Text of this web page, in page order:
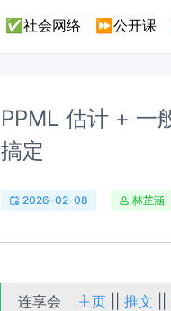
✅社会网络 ⏩公开课
PPML 估计 + 一
搞定
2026-02-08 林芷涵
连享会 主页 ||推文 ||